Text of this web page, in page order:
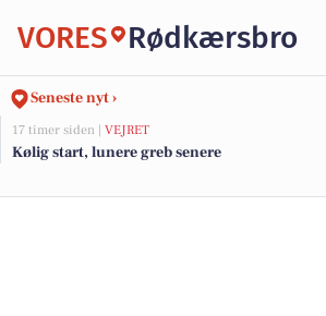
VORES Rødkærsbro
Seneste nyt ›
17 timer siden | VEJRET
Kølig start, lunere greb senere